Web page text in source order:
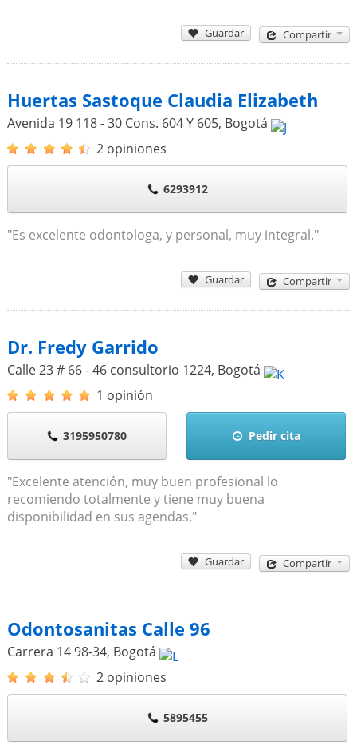
Guardar Compartir
Huertas Sastoque Claudia Elizabeth
Avenida 19 118 - 30 Cons. 604 Y 605, Bogotá
2 opiniones
6293912
"Es excelente odontologa, y personal, muy integral."
Guardar Compartir
Dr. Fredy Garrido
Calle 23 # 66 - 46 consultorio 1224, Bogotá
1 opinión
3195950780 Pedir cita
"Excelente atención, muy buen profesional lo
recomiendo totalmente y tiene muy buena
disponibilidad en sus agendas."
Guardar Compartir
Odontosanitas Calle 96
Carrera 14 98-34, Bogotá
2 opiniones
5895455